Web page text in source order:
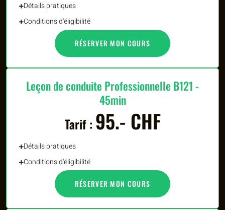
Détails pratiques
Conditions d'éligibilité
RÉSERVER MON COURS
Leçon de conduite Professionnelle B121 -
45min
Tarif : 95.- CHF
Détails pratiques
Conditions d'éligibilité
RÉSERVER MON COURS